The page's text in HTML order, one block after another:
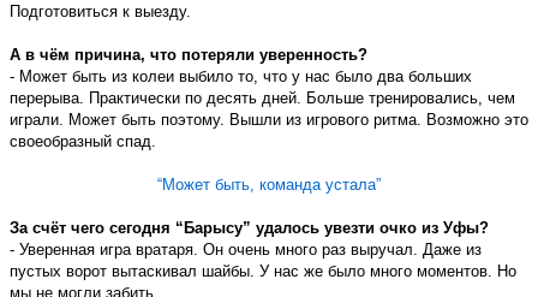
Подготовиться к выезду.
А в чём причина, что потеряли уверенность?
- Может быть из колеи выбило то, что у нас было два больших
перерыва. Практически по десять дней. Больше тренировались, чем
играли. Может быть поэтому. Вышли из игрового ритма. Возможно это
своеобразный спад.
“Может быть, команда устала”
За счёт чего сегодня “Барысу” удалось увезти очко из Уфы?
- Уверенная игра вратаря. Он очень много раз выручал. Даже из
пустых ворот вытаскивал шайбы. У нас же было много моментов. Но
мы не могли забить.